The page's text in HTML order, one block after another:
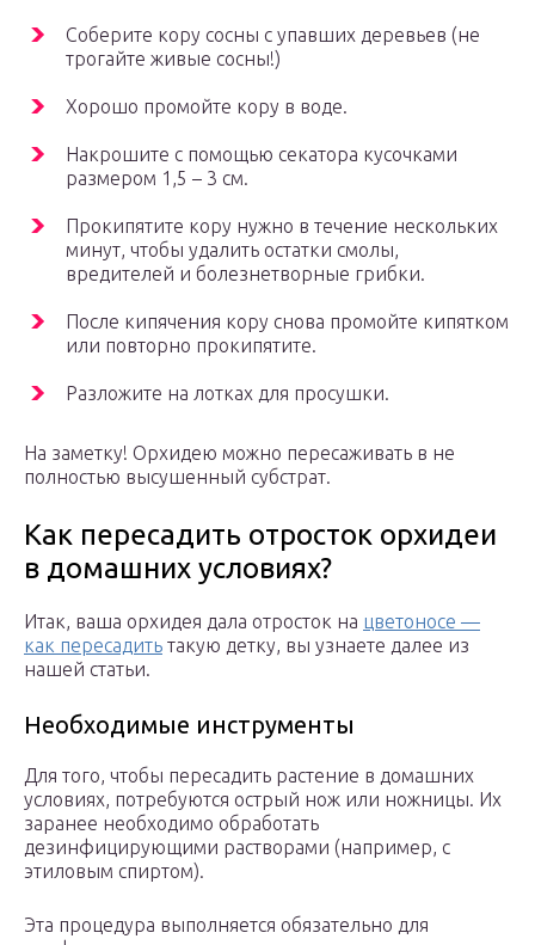
Соберите кору сосны с упавших деревьев (не
трогайте живые сосны!)
Хорошо промойте кору в воде.
Накрошите с помощью секатора кусочками
размером 1,5 – 3 см.
Прокипятите кору нужно в течение нескольких
минут, чтобы удалить остатки смолы,
вредителей и болезнетворные грибки.
После кипячения кору снова промойте кипятком
или повторно прокипятите.
Разложите на лотках для просушки.
На заметку! Орхидею можно пересаживать в не
полностью высушенный субстрат.
Как пересадить отросток орхидеи
в домашних условиях?
Итак, ваша орхидея дала отросток на цветоносе —
как пересадить такую детку, вы узнаете далее из
нашей статьи.
Необходимые инструменты
Для того, чтобы пересадить растение в домашних
условиях, потребуются острый нож или ножницы. Их
заранее необходимо обработать
дезинфицирующими растворами (например, с
этиловым спиртом).
Эта процедура выполняется обязательно для